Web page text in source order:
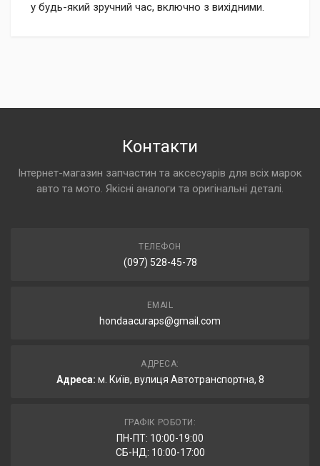
у будь-який зручний час, включно з вихідними.
Контакти
Інтернет-магазин запчастин та аксесуарів для всіх марок
авто та мото. Якісні аналоги та оригінальні деталі.
ТЕЛЕФОН
(097) 528-45-78
EMAIL
hondaacuraps@gmail.com
АДРЕСА:
Адреса: м. Київ, вулиця Автотранспортна, 8
ГРАФІК РОБОТИ:
ПН-ПТ: 10:00-19:00
СБ-НД: 10:00-17:00